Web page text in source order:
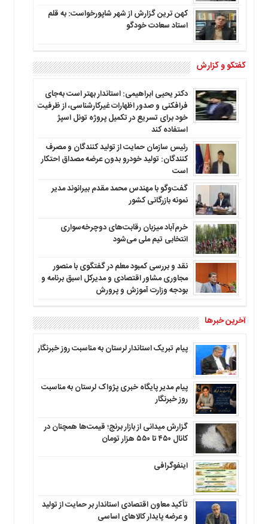
کهن ترین گزارش از شهر شاپورخواست: به قلم
استاد سعادت خودگو
گفتگو و گزارش
دکتر یحیی ابراهیمی: استاندار بهتر است به‌جای
فرافکنی و صدور اظهارات غیرکارشناسی، از ظرفیت
خود برای تسریع در تکمیل پروژه تونل اسپژ
استفاده کند
رئیس سازمان حمایت از تولید کنندگان و مصرف
کنندگان: تولید خودرو بدون عرضه مصداق احتکار
است
گفت‌وگو با مهندس محمد مقدم بیرانوند مدیر
نمونه بازرگانی کشور
خرم‌آباد میزبان رقابت‌های دوچرخه‌سواری
انتخابی تیم ملی می‌شود
نقد و بررسی کمبود معلم در گفتگوی با منصور
مجاوری مشاور اقتصادی و مدیرکل اسبق برنامه و
بودجه وزارت آموزش و پرورش
آخرین خبرها
پیام تبریک استاندار لرستان به‌ مناسبت روز خبرنگار
پیام مدیر پایگاه خبری پژواک لرستان به مناسبت
روز خبرنگار
گزارش میدانی از بازار برنج؛ قیمت‌ها همچنان در
کانال ۴۵۰ تا ۵۵۰ هزار تومان
اینفوگرافی
تأکید معاون اقتصادی استاندار بر حمایت از تولید
و عرضه پایدار کالاهای اساسی